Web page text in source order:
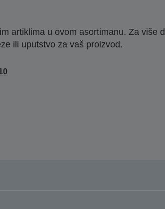
artiklima u ovom asortimanu. Za više
ili uputstvo za vaš proizvod.